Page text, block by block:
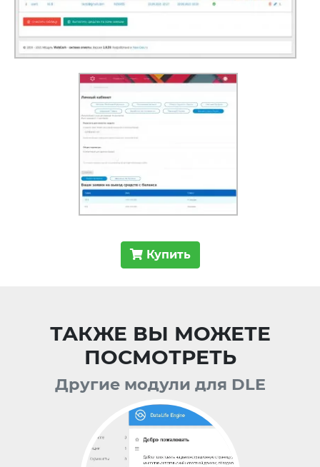
Купить
ТАКЖЕ ВЫ МОЖЕТЕ
ПОСМОТРЕТЬ
Другие модули для DLE